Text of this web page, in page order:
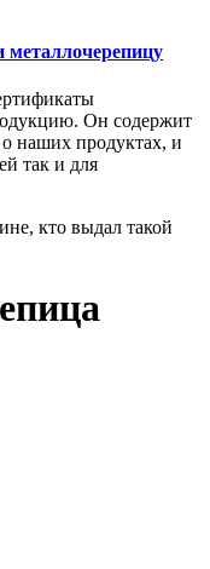
металлочерепицу
Он содержит
наших продуктах, и
так и для
кто выдал такой